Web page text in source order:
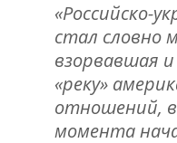
«Российско-
стал словно
взорвавшая
«реку»
отношений,
момента